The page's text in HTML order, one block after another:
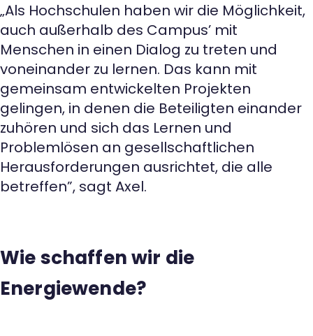
„Als Hochschulen haben wir die Möglichkeit,
auch außerhalb des Campus’ mit
Menschen in einen Dialog zu treten und
voneinander zu lernen. Das kann mit
gemeinsam entwickelten Projekten
gelingen, in denen die Beteiligten einander
zuhören und sich das Lernen und
Problemlösen an gesellschaftlichen
Herausforderungen ausrichtet, die alle
betreffen”, sagt Axel.
Wie schaffen wir die
Energiewende?